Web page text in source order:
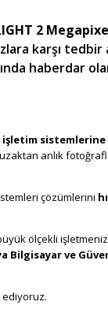
2
karşı tedbir
haberdar
anlık
çözümlerini
ölçekli
Bilgisayar ve
ediyoruz.